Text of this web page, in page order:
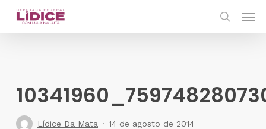
Skip
Lídice Da Mata 14 de agosto de 2014